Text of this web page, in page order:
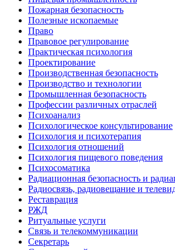
Пожарная безопасность
Полезные ископаемые
Право
Правовое регулирование
Практическая психология
Проектирование
Производственная безопасность
Производство и технологии
Промышленная безопасность
Профессии различных отраслей
Психоанализ
Психологическое консультирование
Психология и психотерапия
Психология отношений
Психология пищевого поведения
Психосоматика
Радиационная безопасность и
Радиосвязь, радиовещание и
Реставрация
РЖД
Ритуальные услуги
Связь и телекоммуникации
Секретарь